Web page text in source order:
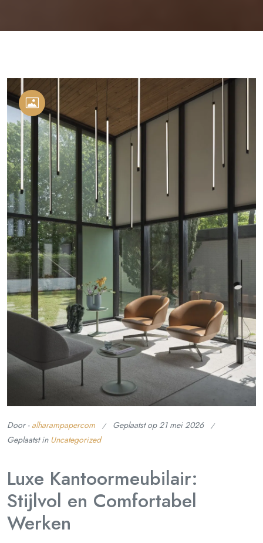
Door - alharampapercom Geplaatst op21 mei 2026
Geplaatst in Uncategorized
Luxe Kantoormeubilair:
Stijlvol en Comfortabel
Werken